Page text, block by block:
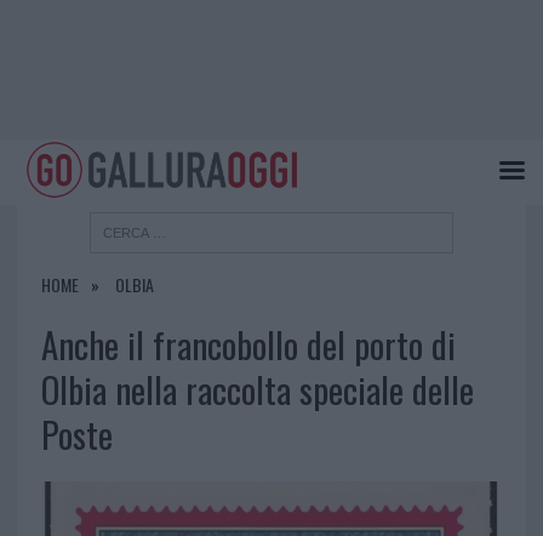
HOME OLBIA
Anche il francobollo del porto di
Olbia nella raccolta speciale delle
Poste